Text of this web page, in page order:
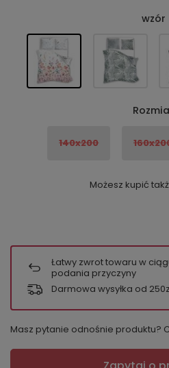
wzór
140x200
Możesz kupić
Łatwy zwrot towaru w
podania przyczyny
Darmowa wysyłka od
Masz pytanie odnośnie produktu?